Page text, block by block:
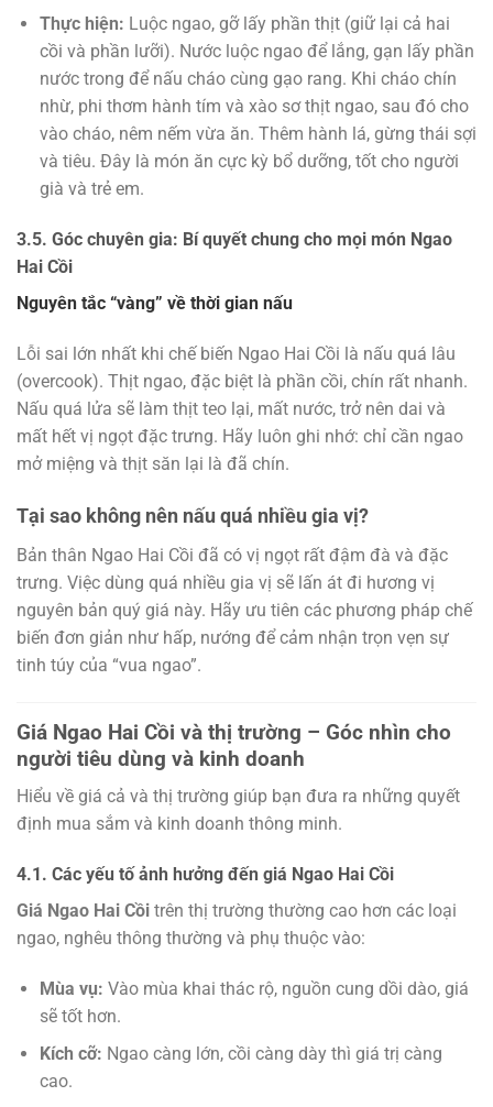
Thực hiện: Luộc ngao, gỡ lấy phần thịt (giữ lại cả hai
cồi và phần lưỡi). Nước luộc ngao để lắng, gạn lấy phần
nước trong để nấu cháo cùng gạo rang. Khi cháo chín
nhừ, phi thơm hành tím và xào sơ thịt ngao, sau đó cho
vào cháo, nêm nếm vừa ăn. Thêm hành lá, gừng thái sợi
và tiêu. Đây là món ăn cực kỳ bổ dưỡng, tốt cho người
già và trẻ em.
3.5. Góc chuyên gia: Bí quyết chung cho mọi món Ngao
Hai Cồi
Nguyên tắc “vàng” về thời gian nấu
Lỗi sai lớn nhất khi chế biến Ngao Hai Cồi là nấu quá lâu
(overcook). Thịt ngao, đặc biệt là phần cồi, chín rất nhanh.
Nấu quá lửa sẽ làm thịt teo lại, mất nước, trở nên dai và
mất hết vị ngọt đặc trưng. Hãy luôn ghi nhớ: chỉ cần ngao
mở miệng và thịt săn lại là đã chín.
Tại sao không nên nấu quá nhiều gia vị?
Bản thân Ngao Hai Cồi đã có vị ngọt rất đậm đà và đặc
trưng. Việc dùng quá nhiều gia vị sẽ lấn át đi hương vị
nguyên bản quý giá này. Hãy ưu tiên các phương pháp chế
biến đơn giản như hấp, nướng để cảm nhận trọn vẹn sự
tinh túy của “vua ngao”.
Giá Ngao Hai Cồi và thị trường – Góc nhìn cho
người tiêu dùng và kinh doanh
Hiểu về giá cả và thị trường giúp bạn đưa ra những quyết
định mua sắm và kinh doanh thông minh.
4.1. Các yếu tố ảnh hưởng đến giá Ngao Hai Cồi
Giá Ngao Hai Cồi trên thị trường thường cao hơn các loại
ngao, nghêu thông thường và phụ thuộc vào:
Mùa vụ: Vào mùa khai thác rộ, nguồn cung dồi dào, giá
sẽ tốt hơn.
Kích cỡ: Ngao càng lớn, cồi càng dày thì giá trị càng
cao.